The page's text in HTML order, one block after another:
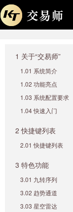
1 关于“交易师”
1.01 系统简介
1.02 功能亮点
1.03 系统配置要求
1.04 快速入门
2 快捷键列表
2.01 快捷键列表
3 特色功能
3.01 九转序列
3.02 趋势通道
3.03 星空雷达